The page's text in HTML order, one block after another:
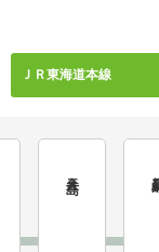
ＪＲ東海道本線